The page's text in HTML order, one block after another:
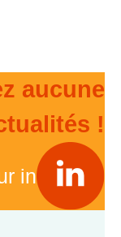
aucune
!
in